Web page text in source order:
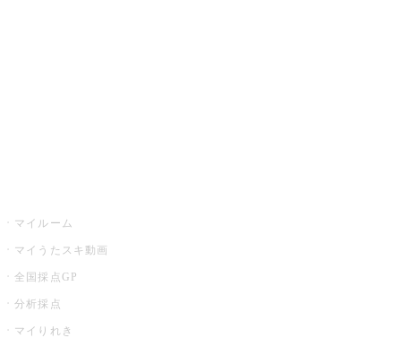
マイルーム
マイうたスキ動画
全国採点GP
分析採点
マイりれき